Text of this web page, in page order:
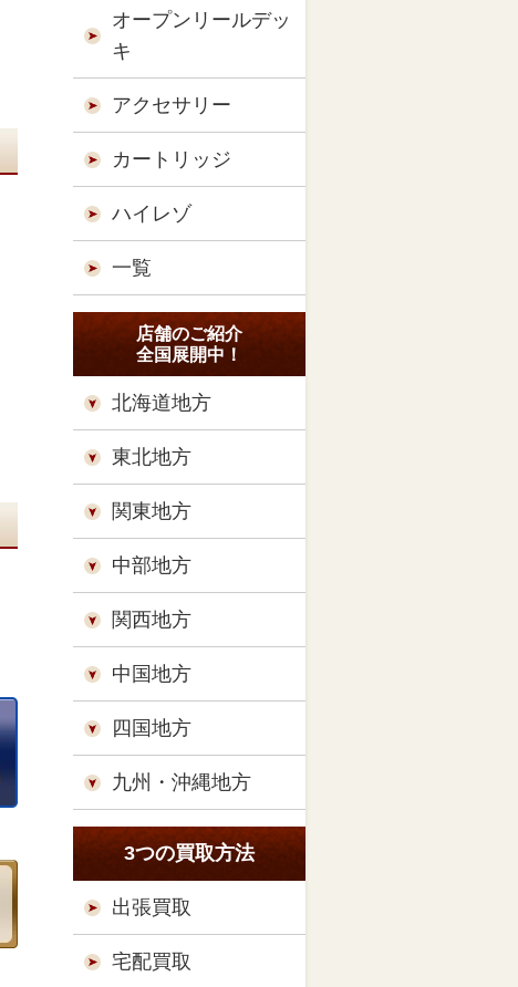
オープンリールデッ
キ
アクセサリー
カートリッジ
ハイレゾ
一覧
店舗のご紹介
全国展開中！
北海道地方
東北地方
関東地方
中部地方
関西地方
中国地方
四国地方
九州・沖縄地方
3つの買取方法
出張買取
宅配買取